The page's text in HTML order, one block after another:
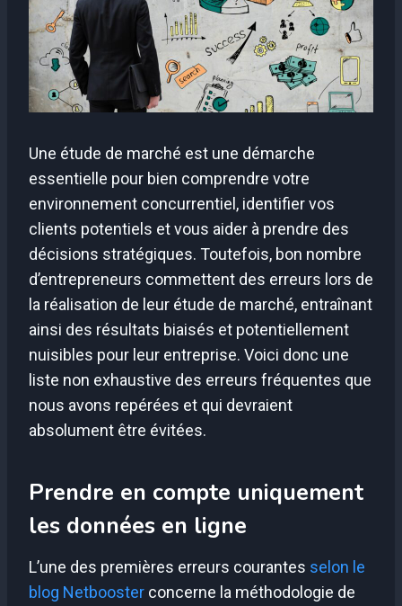
Une étude de marché est une démarche
essentielle pour bien comprendre votre
environnement concurrentiel, identifier vos
clients potentiels et vous aider à prendre des
décisions stratégiques. Toutefois, bon nombre
d’entrepreneurs commettent des erreurs lors de
la réalisation de leur étude de marché, entraînant
ainsi des résultats biaisés et potentiellement
nuisibles pour leur entreprise. Voici donc une
liste non exhaustive des erreurs fréquentes que
nous avons repérées et qui devraient
absolument être évitées.
Prendre en compte uniquement
les données en ligne
L’une des premières erreurs courantes selon le
blog Netbooster concerne la méthodologie de